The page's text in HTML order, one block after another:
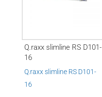
Q.raxx slimline RS D101-
16
Q.raxx slimline RS D101-
16